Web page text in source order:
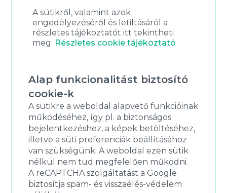
A sütikről, valamint azok
engedélyezéséről és letiltásáról a
részletes tájékoztatót itt tekintheti
meg: Részletes cookie tájékoztató
Alap funkcionalitást biztosító
cookie-k
A sütikre a weboldal alapvető funkcióinak
működéséhez, így pl. a biztonságos
bejelentkezéshez, a képek betöltéséhez,
illetve a süti preferenciák beállításához
van szükségünk. A weboldal ezen sütik
nélkül nem tud megfelelően működni.
A reCAPTCHA szolgáltatást a Google
biztosítja spam- és visszaélés-védelem